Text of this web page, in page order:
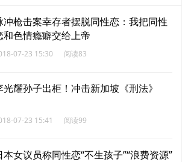
冲枪击案幸存者摆脱同性恋：我把同性
和色情瘾癖交给上帝
07-23 15:30 阅读83
光耀孙子出柜！冲击新加坡《刑法》
07-23 15:41 阅读99
本女议员称同性恋“不生孩子”“浪费资源”